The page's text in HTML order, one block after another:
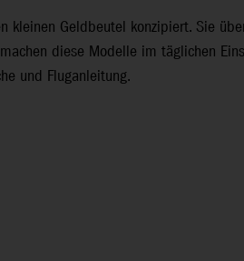
kleinen Geldbeutel konzipiert. Sie
diese Modelle im täglichen
und Fluganleitung.